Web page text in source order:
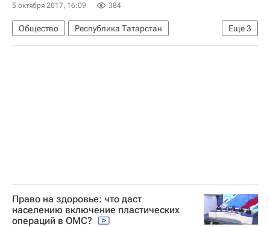
5 октября 2017, 16:09 384
Еще3
Общество
Республика Татарстан
Детские вопросы
Здоровье
Право на здоровье: что даст
населению включение пластических
операций в ОМС?